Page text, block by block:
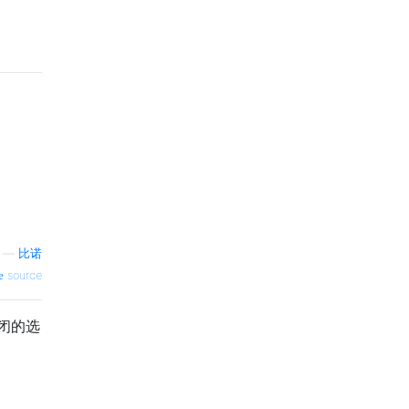
比诺
source
的选